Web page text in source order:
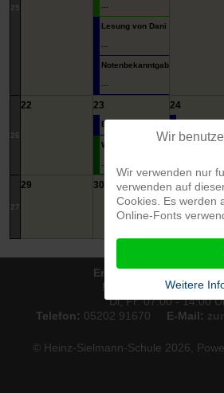
25 ...
Lesung von Dani
...
Notenbekanntgab
...
26
22 23
Blutspende
Wandertag Jg. 7
...
24
...
27
29 30 1
Erreichbarkeit des
Mo, Mi, Do: 07:00 -
Di, Fr: 07:00 -
Telefon: 05202 91670 E-Mail:
© Heinz-Sielmann-Schule 2026,
Wir
Wir verwenden nur
verwenden auf
Cookies. Es werden
Online-Fonts
Weitere